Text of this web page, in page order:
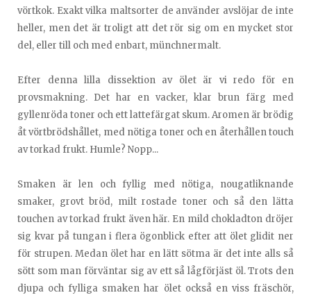
vörtkok. Exakt vilka maltsorter de använder avslöjar de inte
heller, men det är troligt att det rör sig om en mycket stor
del, eller till och med enbart, münchnermalt.
Efter denna lilla dissektion av ölet är vi redo för en
provsmakning. Det har en vacker, klar brun färg med
gyllenröda toner och ett lattefärgat skum. Aromen är brödig
åt vörtbrödshållet, med nötiga toner och en återhållen touch
av torkad frukt. Humle? Nopp...
Smaken är len och fyllig med nötiga, nougatliknande
smaker, grovt bröd, milt rostade toner och så den lätta
touchen av torkad frukt även här. En mild chokladton dröjer
sig kvar på tungan i flera ögonblick efter att ölet glidit ner
för strupen. Medan ölet har en lätt sötma är det inte alls så
sött som man förväntar sig av ett så lågförjäst öl. Trots den
djupa och fylliga smaken har ölet också en viss fräschör,